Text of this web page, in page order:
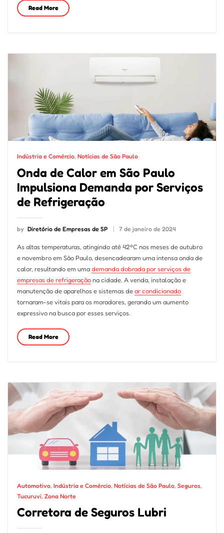
Read More
Indústria e Comércio, Notícias de São Paulo
Onda de Calor em São Paulo
Impulsiona Demanda por Serviços
de Refrigeração
by Diretório de Empresas de SP 7 de janeiro de 2024
As altas temperaturas, atingindo até 42ºC nos meses de outubro
e novembro em São Paulo, desencadearam uma intensa onda de
calor, resultando em umademanda dobrada por serviços de
empresas de refrigeraçãona cidade. A venda, instalação e
manutenção de aparelhos e sistemas dear condicionado
tornaram-se vitais para os moradores, gerando um aumento
expressivo na busca por esses serviços.
Read More
Automotivo, Indústria e Comércio, Notícias de São Paulo, Seguros,
Tucuruvi, Zona Norte
Corretora de Seguros Lubri